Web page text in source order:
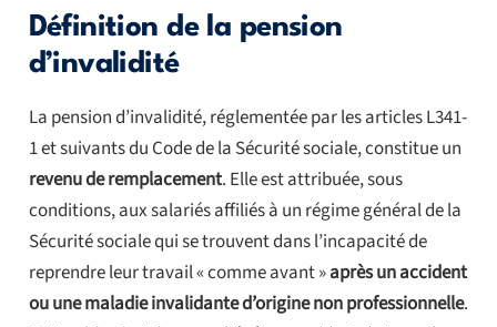
Définition de la pension
d’invalidité
La pension d’invalidité, réglementée par les articles L341-
1 et suivants du Code de la Sécurité sociale, constitue un
revenu de remplacement. Elle est attribuée, sous
conditions, aux salariés affiliés à un régime général de la
Sécurité sociale qui se trouvent dans l’incapacité de
reprendre leur travail « comme avant »après un accident
ou une maladie invalidante d’origine non professionnelle.